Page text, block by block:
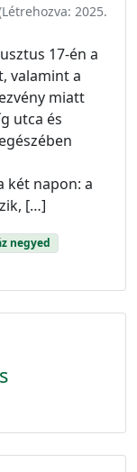
2025.
17-én a
valamint a
miatt
utca és
két napon: a
[…]
negyed